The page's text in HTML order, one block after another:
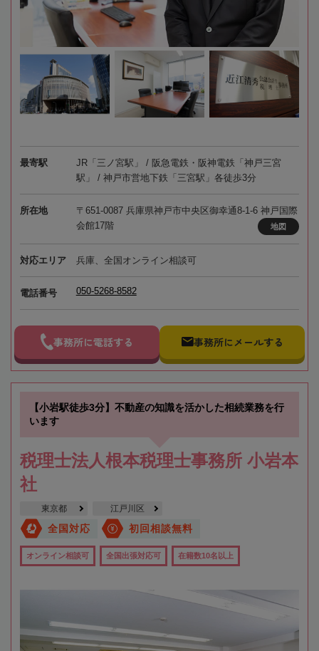
最寄駅
JR「三ノ宮駅」 / 阪急電鉄・阪神電鉄「神戸三宮
駅」 / 神戸市営地下鉄「三宮駅」各徒歩3分
所在地
〒651-0087 兵庫県神戸市中央区御幸通8-1-6 神戸国際
会館17階
地図
対応エリア 兵庫、全国オンライン相談可
電話番号 050-5268-8582
事務所に電話する 事務所にメールする
【小岩駅徒歩3分】不動産の知識を活かした相続業務を行
います
税理士法人根本税理士事務所 小岩本
社
東京都 江戸川区
全国対応 初回相談無料
オンライン相談可 全国出張対応可 在籍数10名以上